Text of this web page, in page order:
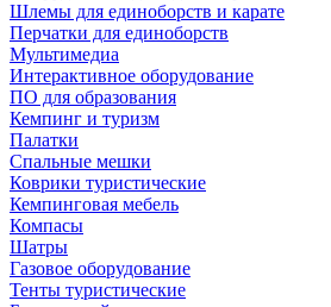
Шлемы для единоборств и карате
Перчатки для единоборств
Мультимедиа
Интерактивное оборудование
ПО для образования
Кемпинг и туризм
Палатки
Спальные мешки
Коврики туристические
Кемпинговая мебель
Компасы
Шатры
Газовое оборудование
Тенты туристические